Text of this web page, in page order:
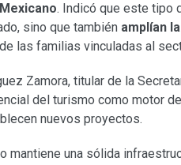
. Indicó que este tipo
sino que también amplían
las familias vinculadas al
Zamora, titular de la
del turismo como motor
nuevos proyectos.
mantiene una sólida